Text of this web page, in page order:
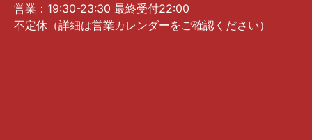
営業：19:30-23:30 最終受付22:00
不定休（詳細は営業カレンダーをご確認ください）